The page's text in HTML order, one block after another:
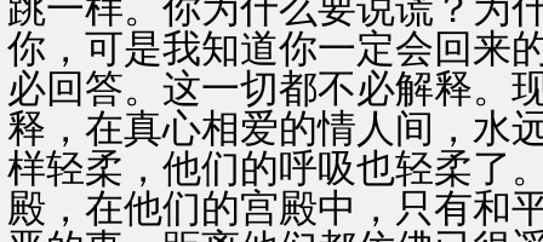
跳一样。你为什么要说谎？为
你，可是我知道你一定会回来
必回答。这一切都不必解释。
释，在真心相爱的情人间，水
样轻柔，他们的呼吸也轻柔了
殿，在他们的宫殿中，只有和